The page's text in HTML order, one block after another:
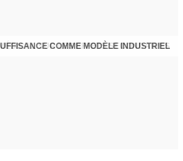
COMME MODÈLE INDUSTRIEL
SUR LES EFFETS SECONDAIRES